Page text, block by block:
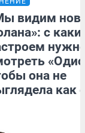
видим
с
она не
как